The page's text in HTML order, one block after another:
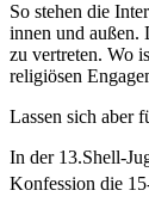
So stehen die
innen und außen.
zu vertreten. Wo
religiösen
Lassen sich aber
In der 13.Shell-
Konfession die